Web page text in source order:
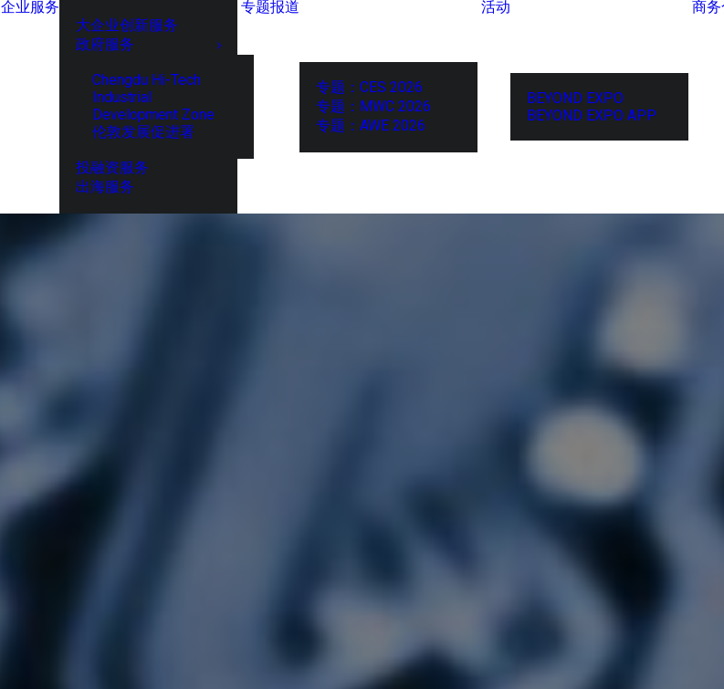
企业服务
大企业创新服务
政府服务
Chengdu Hi-Tech
Industrial
Development Zone
伦敦发展促进署
投融资服务
出海服务
专题报道
专题：CES 2026
专题：MWC 2026
专题：AWE 2026
活动
BEYOND EXPO
BEYOND EXPO APP
商